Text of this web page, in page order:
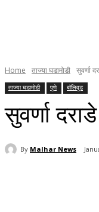
Home ताज्या घडामोडी सुवर्णा
ताज्या घडामोडी पुणे बॉलिवूड
सुवर्णा
By Malhar News